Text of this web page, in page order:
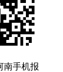
南手机报